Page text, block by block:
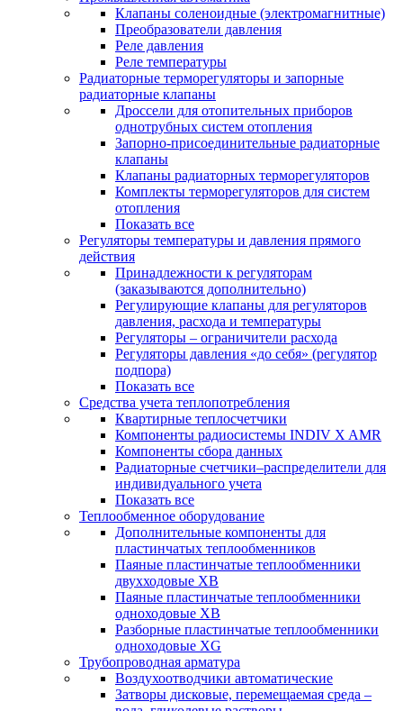
Клапаны соленоидные (электромагнитные)
Преобразователи давления
Реле давления
Реле температуры
Радиаторные терморегуляторы и запорные
радиаторные клапаны
Дроссели для отопительных приборов
однотрубных систем отопления
Запорно-присоединительные радиаторные
клапаны
Клапаны радиаторных терморегуляторов
Комплекты терморегуляторов для систем
отопления
Показать все
Регуляторы температуры и давления прямого
действия
Принадлежности к регуляторам
(заказываются дополнительно)
Регулирующие клапаны для регуляторов
давления, расхода и температуры
Регуляторы – ограничители расхода
Регуляторы давления «до себя» (регулятор
подпора)
Показать все
Средства учета теплопотребления
Квартирные теплосчетчики
Компоненты радиосистемы INDIV X AMR
Компоненты сбора данных
Радиаторные счетчики–распределители для
индивидуального учета
Показать все
Теплообменное оборудование
Дополнительные компоненты для
пластинчатых теплообменников
Паяные пластинчатые теплообменники
двухходовые XB
Паяные пластинчатые теплообменники
одноходовые ХВ
Разборные пластинчатые теплообменники
одноходовые ХG
Трубопроводная арматура
Воздухоотводчики автоматические
Затворы дисковые, перемещаемая среда –